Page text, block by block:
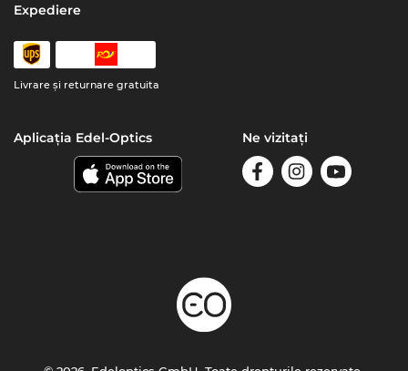
Expediere
Livrare şi returnare gratuita
Aplicația Edel-Optics Ne vizitați